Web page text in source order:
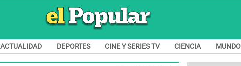
ACTUALIDAD DEPORTES CINE Y SERIES TV CIENCIA MUNDO